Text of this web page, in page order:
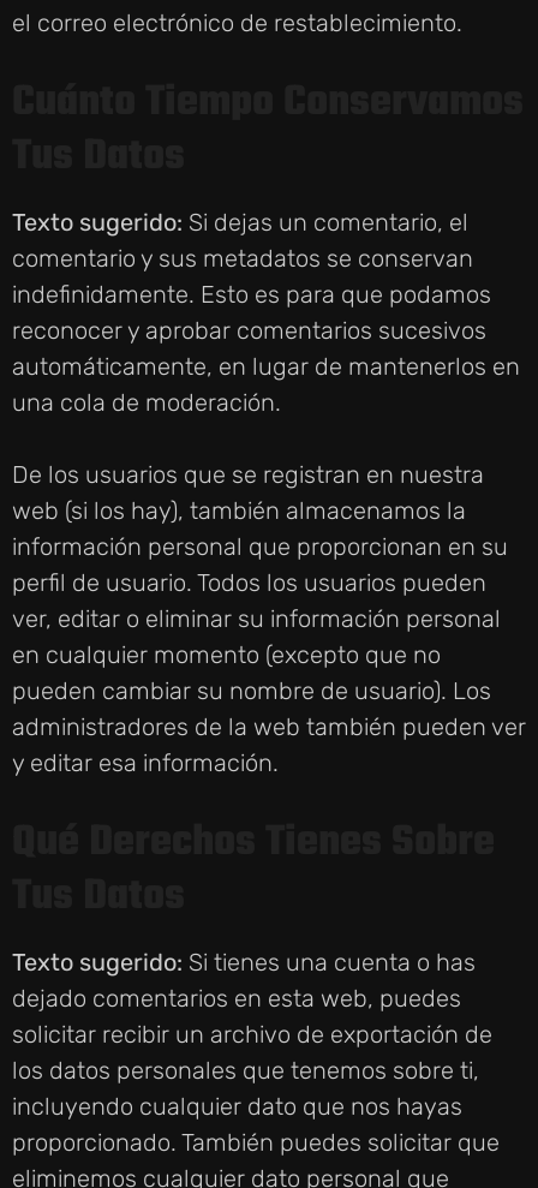
el correo electrónico de restablecimiento.
Texto sugerido: Si dejas un comentario, el
comentario y sus metadatos se conservan
indefinidamente. Esto es para que podamos
reconocer y aprobar comentarios sucesivos
automáticamente, en lugar de mantenerlos en
una cola de moderación.
De los usuarios que se registran en nuestra
web (si los hay), también almacenamos la
información personal que proporcionan en su
perfil de usuario. Todos los usuarios pueden
ver, editar o eliminar su información personal
en cualquier momento (excepto que no
pueden cambiar su nombre de usuario). Los
administradores de la web también pueden ver
y editar esa información.
Texto sugerido: Si tienes una cuenta o has
dejado comentarios en esta web, puedes
solicitar recibir un archivo de exportación de
los datos personales que tenemos sobre ti,
incluyendo cualquier dato que nos hayas
proporcionado. También puedes solicitar que
eliminemos cualquier dato personal que